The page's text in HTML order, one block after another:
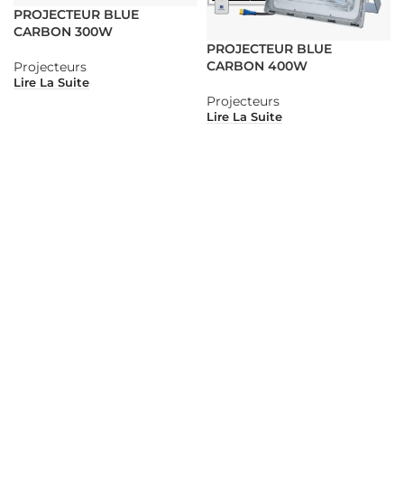
PROJECTEUR BLUE
CARBON 300W
Projecteurs
Lire La Suite
PROJECTEUR BLUE
CARBON 400W
Projecteurs
Lire La Suite